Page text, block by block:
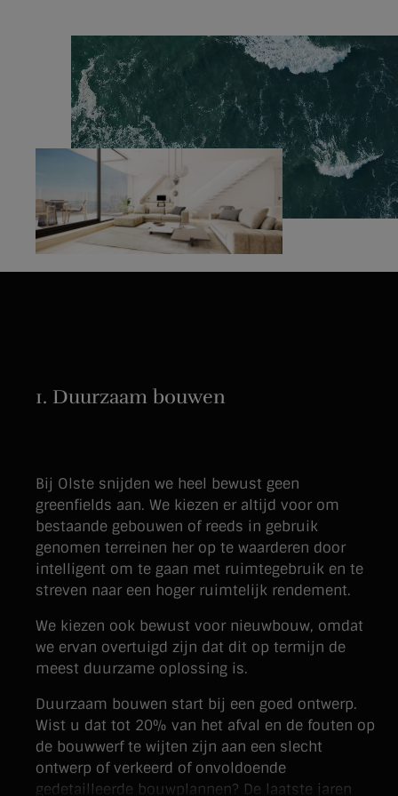
1. Duurzaam bouwen
Bij Olste snijden we heel bewust geen
greenfields aan. We kiezen er altijd voor om
bestaande gebouwen of reeds in gebruik
genomen terreinen her op te waarderen door
intelligent om te gaan met ruimtegebruik en te
streven naar een hoger ruimtelijk rendement.
We kiezen ook bewust voor nieuwbouw, omdat
we ervan overtuigd zijn dat dit op termijn de
meest duurzame oplossing is.
Duurzaam bouwen start bij een goed ontwerp.
Wist u dat tot 20% van het afval en de fouten op
de bouwwerf te wijten zijn aan een slecht
ontwerp of verkeerd of onvoldoende
gedetailleerde bouwplannen? De laatste jaren